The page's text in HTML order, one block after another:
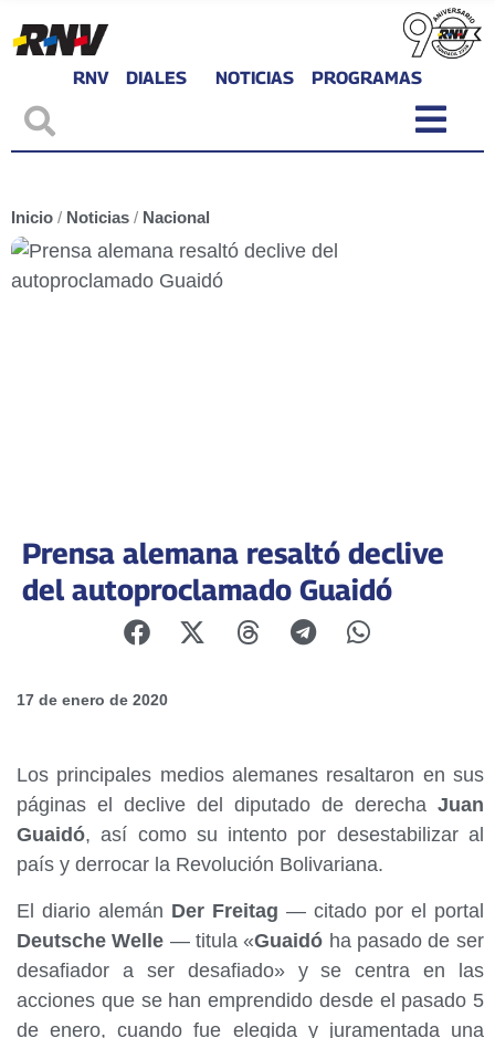
RNV DIALES NOTICIAS PROGRAMAS
Inicio / Noticias / Nacional
Prensa alemana resaltó declive
del autoproclamado Guaidó
17 de enero de 2020
Los principales medios alemanes resaltaron en sus
páginas el declive del diputado de derecha Juan
Guaidó, así como su intento por desestabilizar al
país y derrocar la Revolución Bolivariana.
El diario alemán Der Freitag — citado por el portal
Deutsche Welle — titula «Guaidó ha pasado de ser
desafiador a ser desafiado» y se centra en las
acciones que se han emprendido desde el pasado 5
de enero, cuando fue elegida y juramentada una